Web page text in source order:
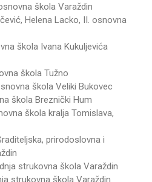
škola Varaždin
Helena Lacko, II. osnovna
škola Ivana Kukuljevića
škola Tužno
škola Veliki Bukovec
škola Breznički Hum
škola kralja Tomislava,
prirodoslovna i
strukovna škola Varaždin
strukovna škola Varaždin